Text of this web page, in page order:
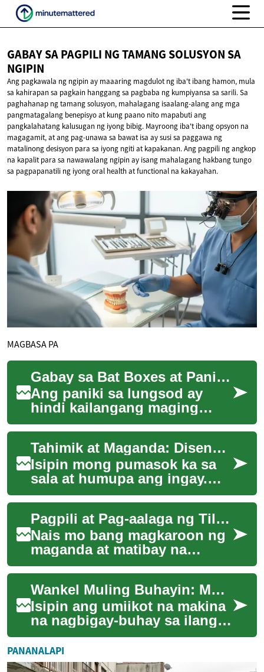
GABAY SA PAGPILI NG TAMANG SOLUSYON SA
NGIPIN
Ang pagkawala ng ngipin ay maaaring magdulot ng iba't ibang hamon, mula
sa kahirapan sa pagkain hanggang sa pagbaba ng kumpiyansa sa sarili. Sa
paghahanap ng tamang solusyon, mahalagang isaalang-alang ang mga
pangmatagalang benepisyo at kung paano nito mapabuti ang
pangkalahatang kalusugan ng iyong bibig. Mayroong iba't ibang opsyon na
magagamit, at ang pag-unawa sa bawat isa ay susi sa paggawa ng
matalinong desisyon para sa iyong ngiti at kapakanan. Ang pagpili ng angkop
na kapalit para sa nawawalang ngipin ay isang mahalagang hakbang tungo
sa pagpapanatili ng iyong oral health at functional na kakayahan.
MAGBASA PA
Gabay sa Bat Boxes at Paniki sa Siyudad
Ang paniki sa lungsod ay
hindi kailangang maging
misteryo para sa may-ari ng
bahay. Sa artikulong ito,
malalaman mo k...
Tahimik at Maganda: Disenyo ng Akustika sa Bahay
Isipin mong pumasok ka sa
sala at humupa ang ingay.
Ang mga tunog ay nagiging
malambot at tahimik na aliw.
Ito ay res...
Pagpili at Pag-aalaga ng Tile: Gabay sa Magandang Palapag
Nais mo bang magkaroon ng
maganda at matibay na
palapag? Alamin ang lahat
tungkol sa mga tile - mula sa
pagpili ng ta...
Wankel Muling Buhayin: Modernong Solusyon sa Rotary
Isipin ang umiikot na makina
na nagbigay-buhay sa ilang
ikonikong kotse: ang Wankel.
Dito tatalakayin natin ang
kasay...
PANANALAPI